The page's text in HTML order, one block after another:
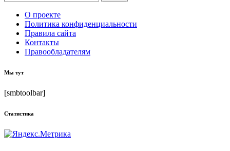
О проекте
Политика конфиденциальности
Правила сайта
Контакты
Правообладателям
Мы тут
[smbtoolbar]
Статистика